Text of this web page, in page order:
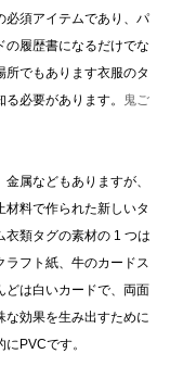
必須アイテムであり、パ
の履歴書になるだけでな
所でもあります衣服のタ
必要があります。
鬼ご
属などもありますが、
料で作られた新しいタ
衣類タグの素材の 1 つは
フト紙、牛のカードス
どは白いカードで、両面
な効果を生み出すために
PVCです。